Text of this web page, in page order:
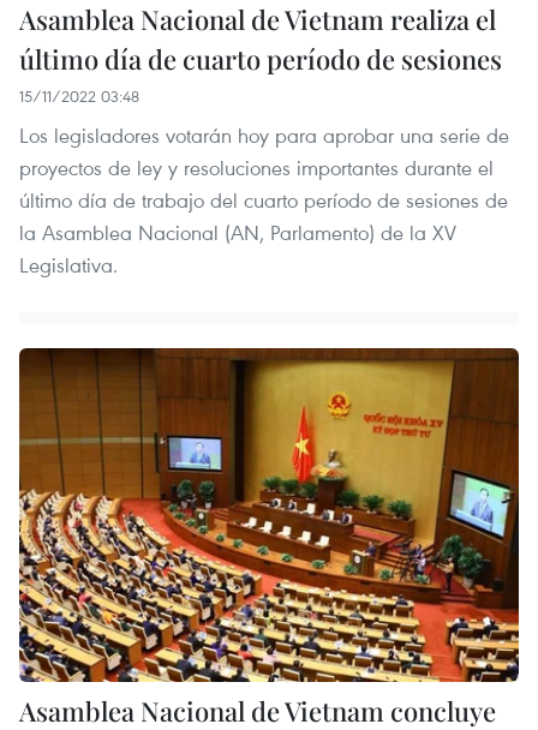
Asamblea Nacional de Vietnam realiza el
último día de cuarto período de sesiones
15/11/2022 03:48
Los legisladores votarán hoy para aprobar una serie de
proyectos de ley y resoluciones importantes durante el
último día de trabajo del cuarto período de sesiones de
la Asamblea Nacional (AN, Parlamento) de la XV
Legislativa.
Asamblea Nacional de Vietnam concluye